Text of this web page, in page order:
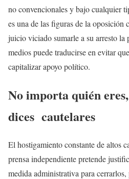
no convencionales y bajo cualquier
es una de las figuras de la oposición
juicio viciado sumarle a su arresto
medios puede traducirse en evitar
capitalizar apoyo político.
No importa quién
dices cautelares
El hostigamiento constante de altos
prensa independiente pretende
medida administrativa para